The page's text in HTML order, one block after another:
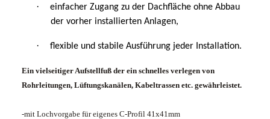
·
einfacher Zugang zu der Dachfläche ohne Abbau
der vorher installierten Anlagen,
· flexible und stabile Ausführung jeder Installation.
Ein vielseitiger Aufstellfuß der ein schnelles verlegen von
Rohrleitungen, Lüftungskanälen, Kabeltrassen etc. gewährleistet.
-mit Lochvorgabe für eigenes C-Profil 41x41mm